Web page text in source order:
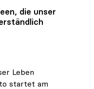
die unser
Leben
startet am